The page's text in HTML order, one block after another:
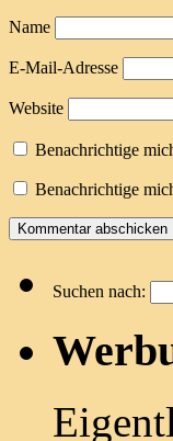
Name
E-Mail-Adresse
Website
Benachrichtige
Benachrichtige
Suchen nach: